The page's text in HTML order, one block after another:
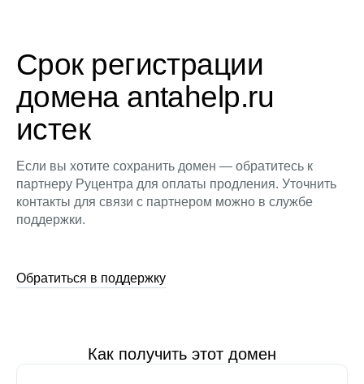
Срок регистрации
домена antahelp.ru
истек
Если вы хотите сохранить домен — обратитесь к
партнеру Руцентра для оплаты продления. Уточнить
контакты для связи с партнером можно в службе
поддержки.
Обратиться в поддержку
Как получить этот домен